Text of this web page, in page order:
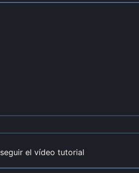
el vídeo tutorial